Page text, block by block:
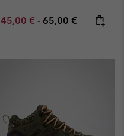
Minimum sale price:
45,00 € - Maximum price:
65,00 €